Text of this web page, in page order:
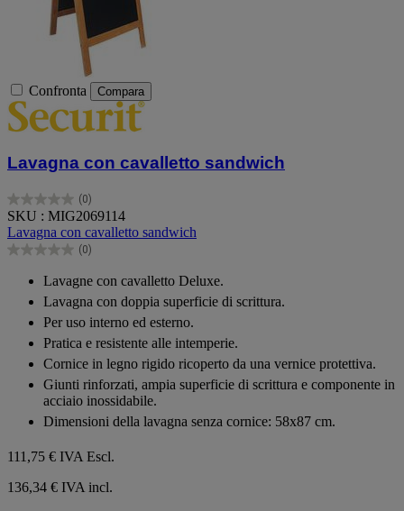
Confronta Compara
Lavagna con cavalletto sandwich
(0)
0.0
su
5
stelle.
SKU : MIG2069114
Lavagna con cavalletto sandwich
(0)
0.0
stelle.
Lavagne con cavalletto Deluxe.
Lavagna con doppia superficie di scrittura.
Per uso interno ed esterno.
Pratica e resistente alle intemperie.
Cornice in legno rigido ricoperto da una vernice protettiva.
Giunti rinforzati, ampia superficie di scrittura e componente in
acciaio inossidabile.
Dimensioni della lavagna senza cornice: 58x87 cm.
111,75 € IVA Escl.
136,34 € IVA incl.